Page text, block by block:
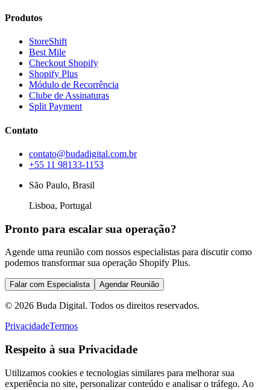
Produtos
StoreShift
Best Mile
Checkout Shopify
Shopify Plus
Módulo de Recorrência
Clube de Assinaturas
Split Payment
Contato
contato@budadigital.com.br
+55 11 98133-1153
São Paulo, Brasil
Lisboa, Portugal
Pronto para escalar sua operação?
Agende uma reunião com nossos especialistas para discutir como
podemos transformar sua operação Shopify Plus.
Falar com Especialista Agendar Reunião
© 2026 Buda Digital. Todos os direitos reservados.
PrivacidadeTermos
Respeito à sua Privacidade
Utilizamos cookies e tecnologias similares para melhorar sua
experiência no site, personalizar conteúdo e analisar o tráfego. Ao